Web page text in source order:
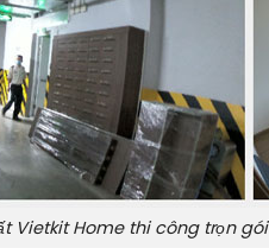
Vietkit Home thi công trọn gói